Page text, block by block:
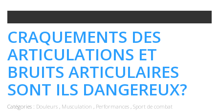
CRAQUEMENTS DES
ARTICULATIONS ET
BRUITS ARTICULAIRES
SONT ILS DANGEREUX?
Catégories : Douleurs , Musculation , Performances , Sport de combat